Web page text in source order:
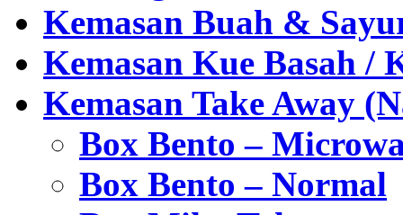
Kemasan Buah &
Kemasan Kue Basah /
Kemasan Take Away
Box Bento –
Box Bento – Normal